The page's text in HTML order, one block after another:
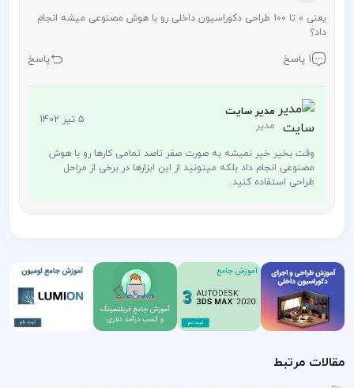
یعنی 0 تا 100 طراحی دکوراسیون داخلی رو با هوش مصنوعی میشه انجام
داد؟
1 پاسخ پاسخ
مدیر سایت
مدیر 5 تیر 1402
وقت بخیر خیر نمیشه به صورت صفر تاصد تمامی کارها رو با هوش
مصنوعی انجام داد بلکه میتونید از این ابزارها در برخی از مراحل
طراحی استفاده کنید.
مقالات مرتبط